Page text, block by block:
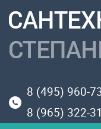
8 (495) 960-
8 (965) 322-